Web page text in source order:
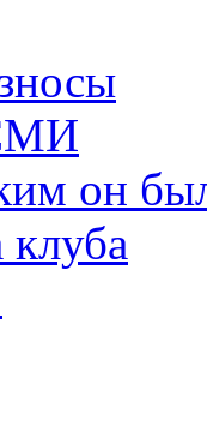
он
клуба